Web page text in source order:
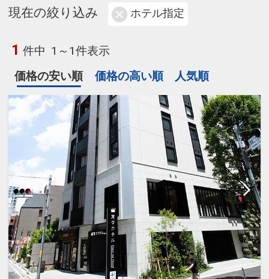
現在の絞り込み ホテル指定
1 件中 1～1件表示
価格の安い順
価格の高い順 人気順